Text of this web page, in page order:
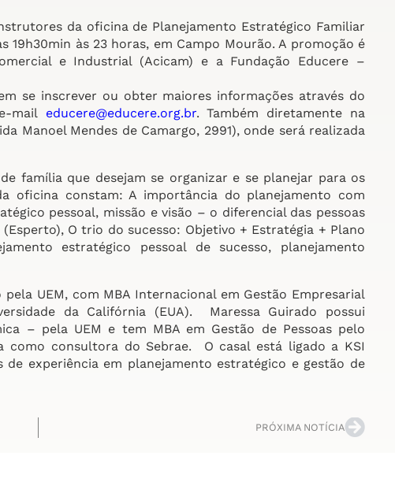
da oficina de Planejamento Estratégico Familiar
19h30min às 23 horas, em Campo Mourão. A promoção é
e Industrial (Acicam) e a Fundação Educere –
se inscrever ou obter maiores informações através do
mail educere@educere.org.br. Também diretamente na
Manoel Mendes de Camargo, 2991), onde será realizada
família que desejam se organizar e se planejar para os
oficina constam: A importância do planejamento com
pessoal, missão e visão – o diferencial das pessoas
O trio do sucesso: Objetivo + Estratégia + Plano
estratégico pessoal de sucesso, planejamento
UEM, com MBA Internacional em Gestão Empresarial
da Califórnia (EUA). Maressa Guirado possui
– pela UEM e tem MBA em Gestão de Pessoas pelo
como consultora do Sebrae. O casal está ligado a KSI
de experiência em planejamento estratégico e gestão de
PRÓXIMA NOTÍCIA